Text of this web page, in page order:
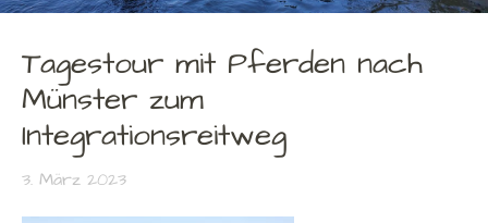
Tagestour mit Pferden nach
Münster zum
Integrationsreitweg
3. März 2023